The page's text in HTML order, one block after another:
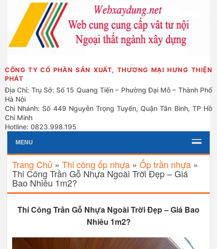
CÔNG TY CỔ PHẦN SẢN XUẤT, THƯƠNG MẠI HƯNG THIỆN
PHÁT
Địa Chỉ: Trụ Sở: Số 15 Quang Tiến – Phường Đại Mỗ – Thành Phố
Hà Nội
Chi Nhánh: Số 449 Nguyễn Trọng Tuyển, Quận Tân Bình, TP Hồ
Chí Minh
Hotline: 0823.998.195
MENU
Trang Chủ » Thi công ốp nhựa » Ốp trần nhựa »
Thi Công Trần Gỗ Nhựa Ngoài Trời Đẹp – Giá
Bao Nhiêu 1m2?
Thi Công Trần Gỗ Nhựa Ngoài Trời Đẹp – Giá Bao
Nhiêu 1m2?